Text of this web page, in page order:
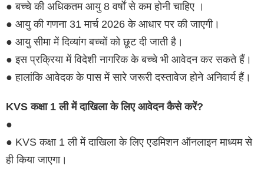
● बच्चे की अधिकतम आयु 8 वर्षों से कम होनी चाहिए ।
● आयु की गणना 31 मार्च 2026 के आधार पर की जाएगी।
● आयु सीमा में दिव्यांग बच्चों को छूट दी जाती है।
● इस प्रक्रिया में विदेशी नागरिक के बच्चे भी आवेदन कर सकते हैं।
● हालांकि आवेदक के पास में सारे जरूरी दस्तावेज होने अनिवार्य हैं।
KVS कक्षा 1 ली में दाखिला के लिए आवेदन कैसे करें?
●
● KVS कक्षा 1 ली में दाखिला के लिए एडमिशन ऑनलाइन माध्यम से
ही किया जाएगा।